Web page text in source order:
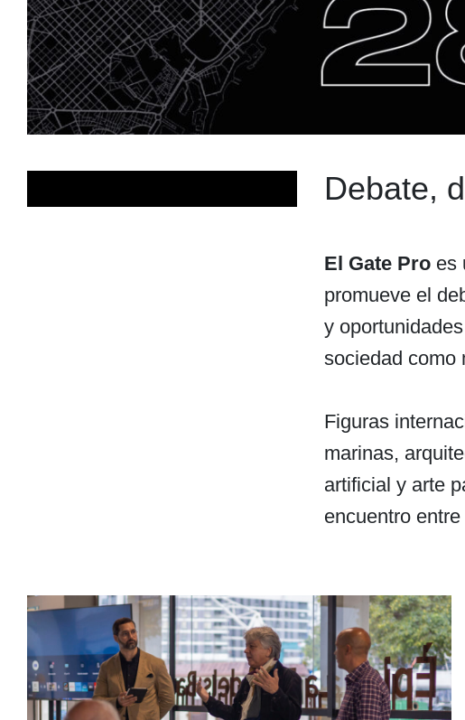
Debate,
El Gate Proes
promueve el
y
sociedad como
Figuras
marinas,
artificial y arte
encuentro